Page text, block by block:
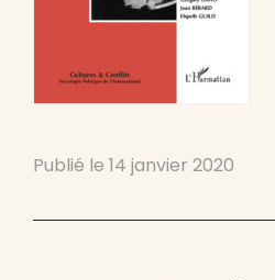
Publié le 14 janvier 2020